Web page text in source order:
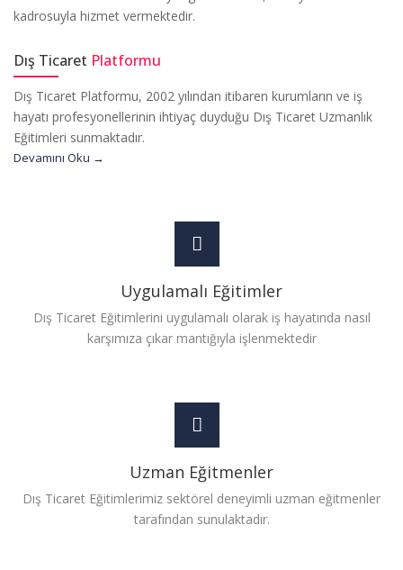
kadrosuyla hizmet vermektedir.
Dış Ticaret Platformu
Dış Ticaret Platformu, 2002 yılından itibaren kurumların ve iş
hayatı profesyonellerinin ihtiyaç duyduğu Dış Ticaret Uzmanlık
Eğitimleri sunmaktadır.
Devamını Oku →
Uygulamalı Eğitimler
Dış Ticaret Eğitimlerini uygulamalı olarak iş hayatında nasıl
karşımıza çıkar mantığıyla işlenmektedir
Uzman Eğitmenler
Dış Ticaret Eğitimlerimiz sektörel deneyimli uzman eğitmenler
tarafından sunulaktadır.